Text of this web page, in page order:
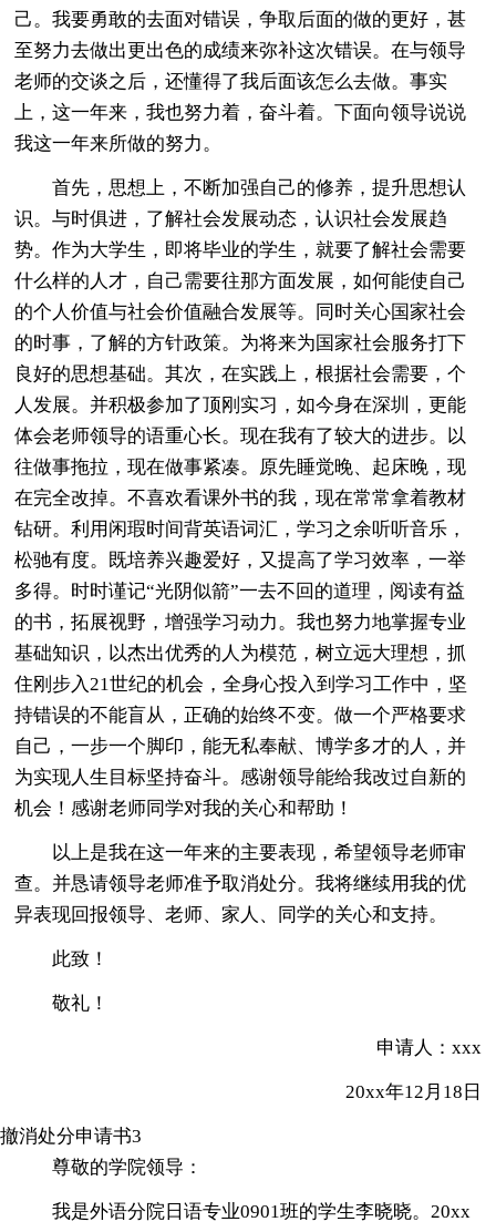
己。我要勇敢的去面对错误，争取后面的做的更好，甚
至努力去做出更出色的成绩来弥补这次错误。在与领导
老师的交谈之后，还懂得了我后面该怎么去做。事实
上，这一年来，我也努力着，奋斗着。下面向领导说说
我这一年来所做的努力。
首先，思想上，不断加强自己的修养，提升思想认
识。与时俱进，了解社会发展动态，认识社会发展趋
势。作为大学生，即将毕业的学生，就要了解社会需要
什么样的人才，自己需要往那方面发展，如何能使自己
的个人价值与社会价值融合发展等。同时关心国家社会
的时事，了解的方针政策。为将来为国家社会服务打下
良好的思想基础。其次，在实践上，根据社会需要，个
人发展。并积极参加了顶刚实习，如今身在深圳，更能
体会老师领导的语重心长。现在我有了较大的进步。以
往做事拖拉，现在做事紧凑。原先睡觉晚、起床晚，现
在完全改掉。不喜欢看课外书的我，现在常常拿着教材
钻研。利用闲瑕时间背英语词汇，学习之余听听音乐，
松驰有度。既培养兴趣爱好，又提高了学习效率，一举
多得。时时谨记“光阴似箭”一去不回的道理，阅读有益
的书，拓展视野，增强学习动力。我也努力地掌握专业
基础知识，以杰出优秀的人为模范，树立远大理想，抓
住刚步入21世纪的机会，全身心投入到学习工作中，坚
持错误的不能盲从，正确的始终不变。做一个严格要求
自己，一步一个脚印，能无私奉献、博学多才的人，并
为实现人生目标坚持奋斗。感谢领导能给我改过自新的
机会！感谢老师同学对我的关心和帮助！
以上是我在这一年来的主要表现，希望领导老师审
查。并恳请领导老师准予取消处分。我将继续用我的优
异表现回报领导、老师、家人、同学的关心和支持。
此致！
敬礼！
申请人：xxx
20xx年12月18日
撤消处分申请书3
尊敬的学院领导：
我是外语分院日语专业0901班的学生李晓晓。20xx